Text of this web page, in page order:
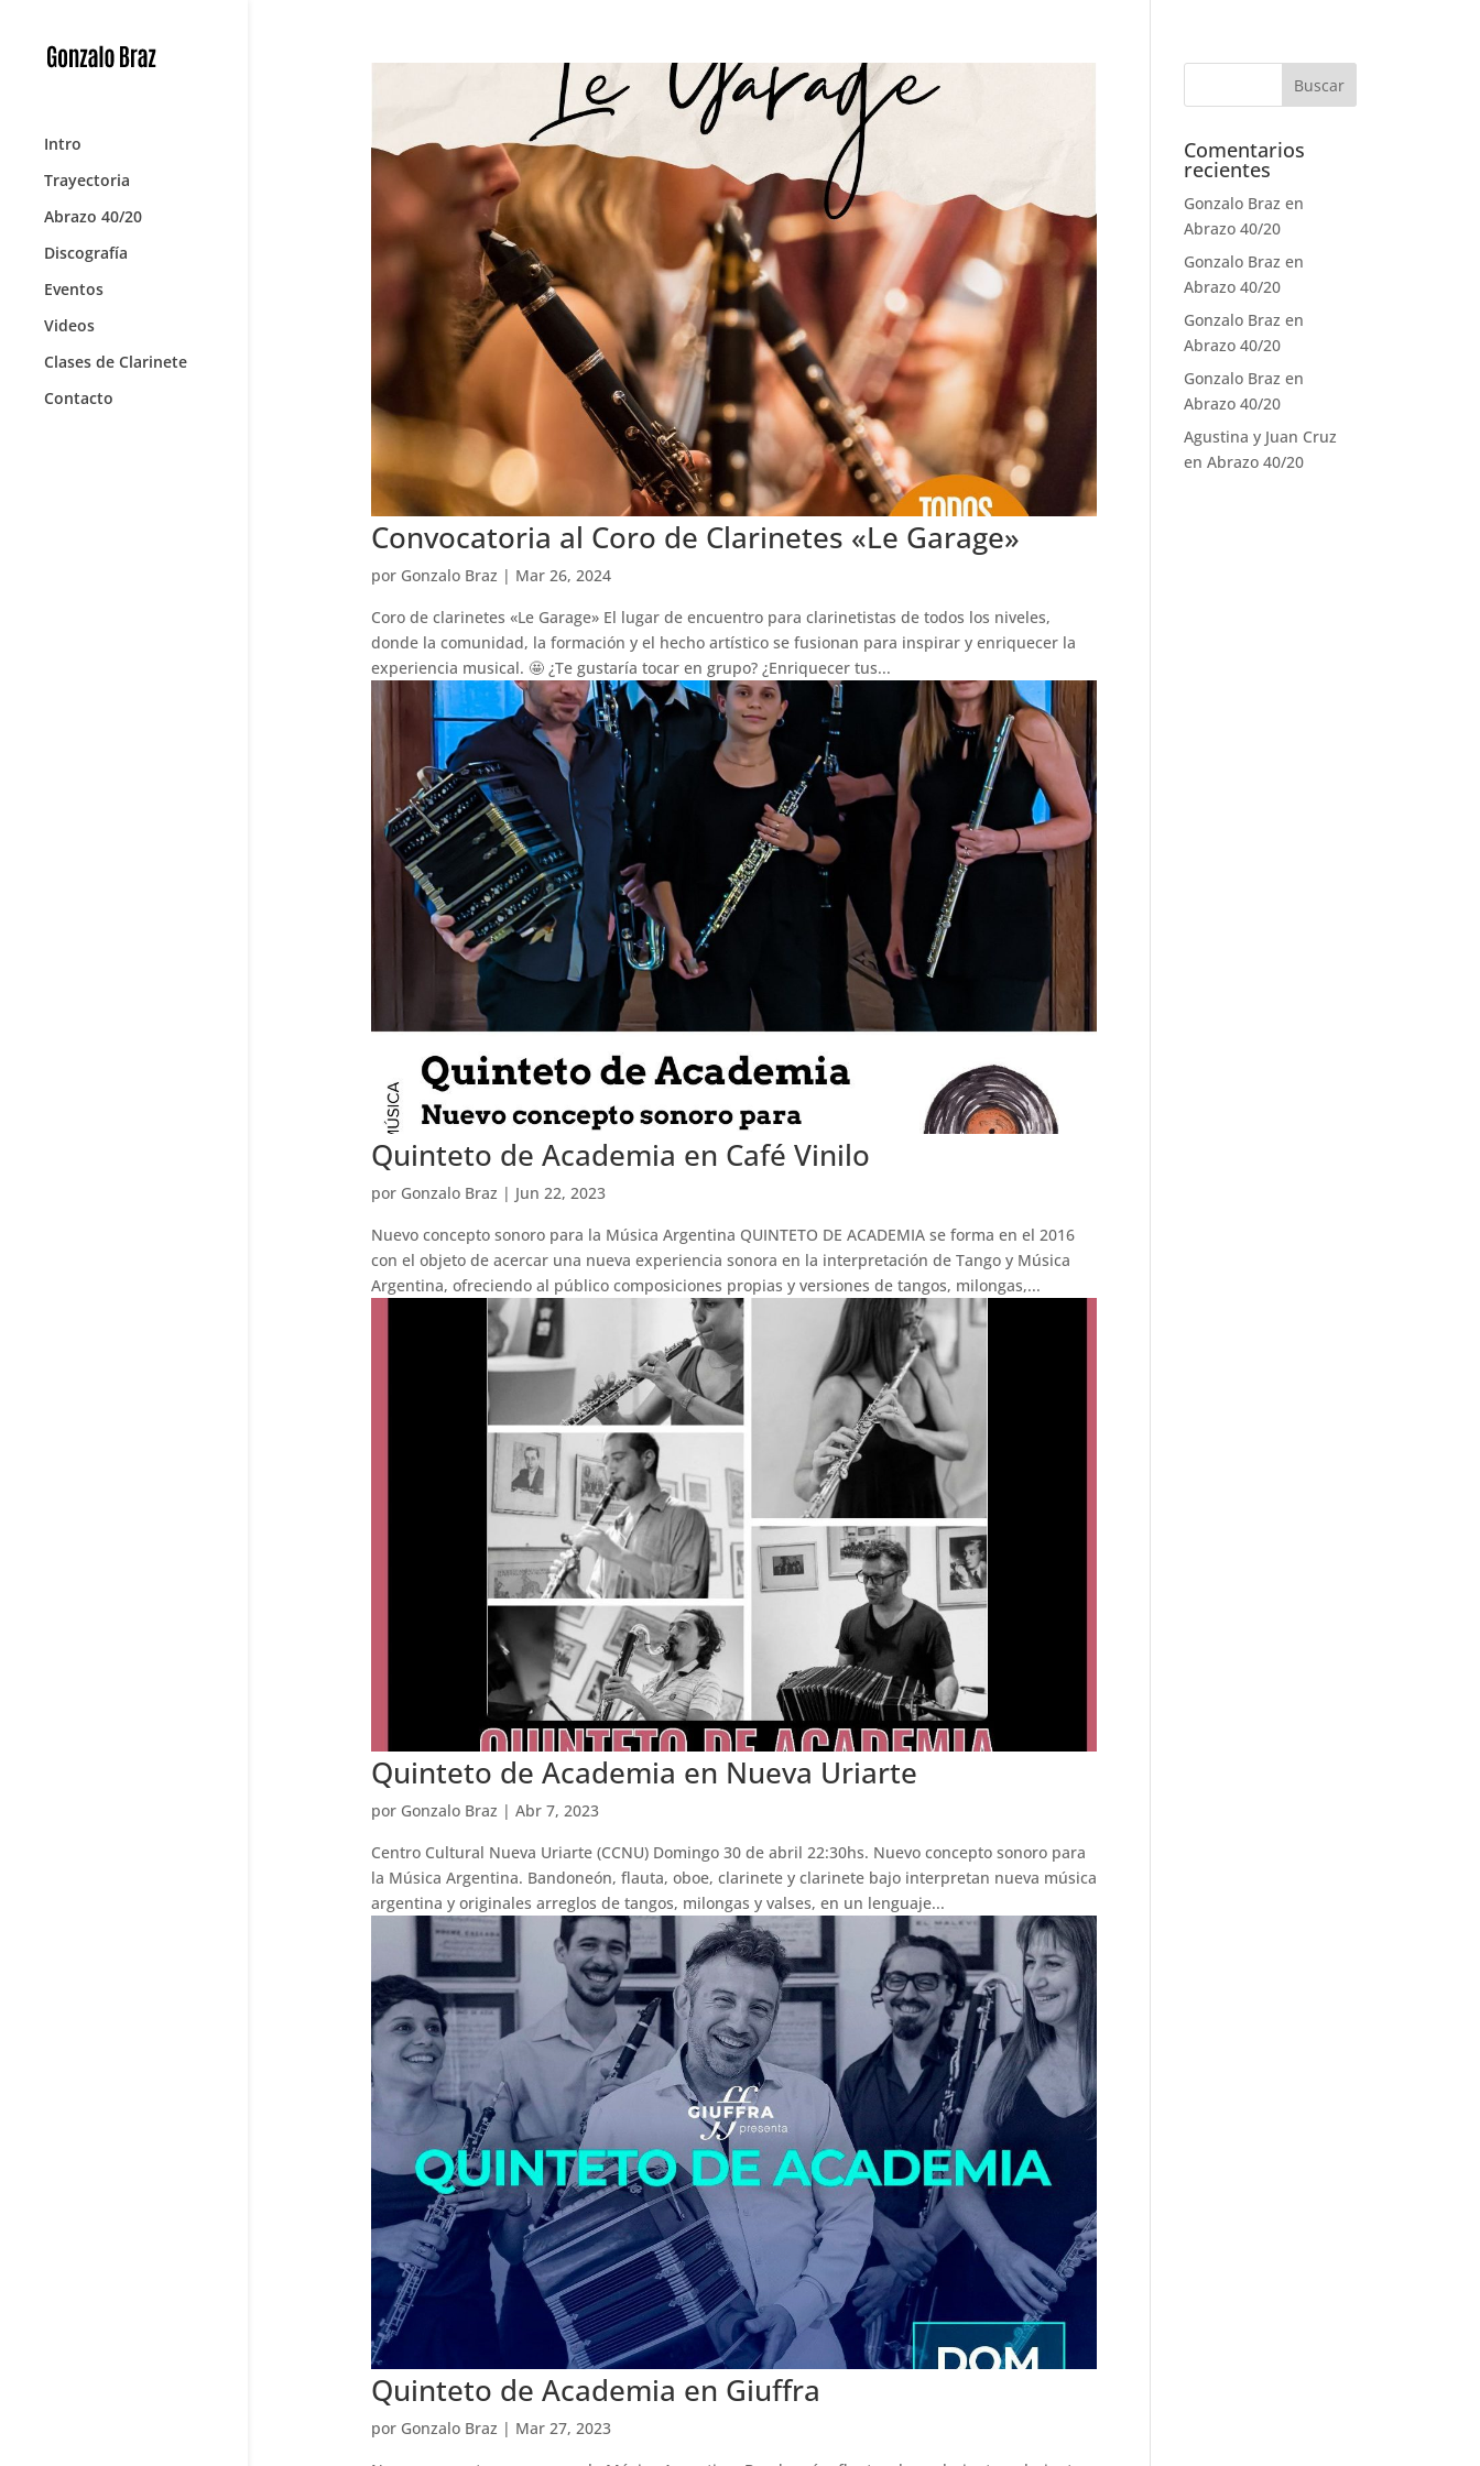
Intro
Trayectoria
Abrazo 40/20
Discografía
Eventos
Videos
Clases de Clarinete
Contacto
Convocatoria al Coro de Clarinetes «Le Garage»
por Gonzalo Braz | Mar 26, 2024
Coro de clarinetes «Le Garage» El lugar de encuentro para clarinetistas de todos los niveles,
donde la comunidad, la formación y el hecho artístico se fusionan para inspirar y enriquecer la
experiencia musical. 🤩 ¿Te gustaría tocar en grupo? ¿Enriquecer tus...
Quinteto de Academia en Café Vinilo
por Gonzalo Braz | Jun 22, 2023
Nuevo concepto sonoro para la Música Argentina QUINTETO DE ACADEMIA se forma en el 2016
con el objeto de acercar una nueva experiencia sonora en la interpretación de Tango y Música
Argentina, ofreciendo al público composiciones propias y versiones de tangos, milongas,...
Quinteto de Academia en Nueva Uriarte
por Gonzalo Braz | Abr 7, 2023
Centro Cultural Nueva Uriarte (CCNU) Domingo 30 de abril 22:30hs. Nuevo concepto sonoro para
la Música Argentina. Bandoneón, flauta, oboe, clarinete y clarinete bajo interpretan nueva música
argentina y originales arreglos de tangos, milongas y valses, en un lenguaje...
Quinteto de Academia en Giuffra
por Gonzalo Braz | Mar 27, 2023
Comentarios
recientes
Gonzalo Braz en
Abrazo 40/20
Gonzalo Braz en
Abrazo 40/20
Gonzalo Braz en
Abrazo 40/20
Gonzalo Braz en
Abrazo 40/20
Agustina y Juan Cruz
enAbrazo 40/20